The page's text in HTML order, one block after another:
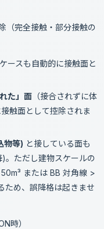
（完全接触・部分接触の
ースも自動的に接触面と
た」面 （接合されずに体
触面として控除されま
物等) と接している面も
。ただし建物スケールの
または BB 対角線 >
ため、誤降格は起きませ
時）